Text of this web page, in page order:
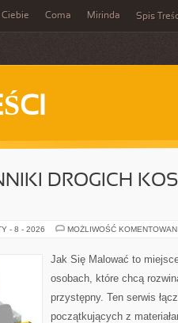
Ciebie Coma Mirinda Spis
DROGICH
- 8 - 2026 MOŻLIWOŚĆ
Jak Się Malować to
osobach, które chcą
przystępny. Ten serwis
początkujących z